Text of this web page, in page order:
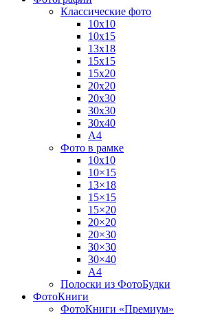
Классические фото
10х10
10х15
13х18
15х15
15х20
20х20
20х30
30х30
30х40
А4
Фото в рамке
10х10
10×15
13×18
15×15
15×20
20×20
20×30
30×30
30×40
A4
Полоски из ФотоБудки
ФотоКниги
ФотоКниги «Премиум»